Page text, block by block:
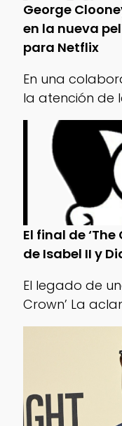
George
en la nueva
para Netflix
En una
la atención de
El final de
de Isabel II y
El legado de
Crown’ La